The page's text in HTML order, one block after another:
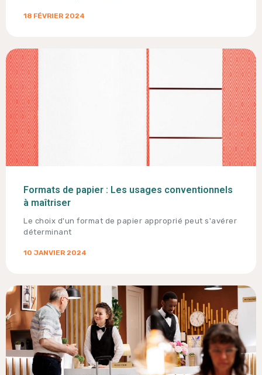
18 FÉVRIER 2024
Formats de papier : Les usages conventionnels
à maîtriser
Le choix d'un format de papier approprié peut s'avérer
déterminant
10 JANVIER 2024